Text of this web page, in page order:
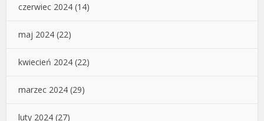
czerwiec 2024 (14)
maj 2024 (22)
kwiecień 2024 (22)
marzec 2024 (29)
luty 2024 (27)